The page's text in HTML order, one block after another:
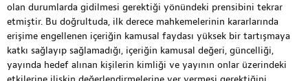
olan durumlarda gidilmesi gerektiği yönündeki prensibini tekrar
etmiştir. Bu doğrultuda, ilk derece mahkemelerinin kararlarında
erişime engellenen içeriğin kamusal faydası yüksek bir tartışmaya
katkı sağlayıp sağlamadığı, içeriğin kamusal değeri, güncelliği,
yayında hedef alınan kişilerin kimliği ve yayının onlar üzerindeki